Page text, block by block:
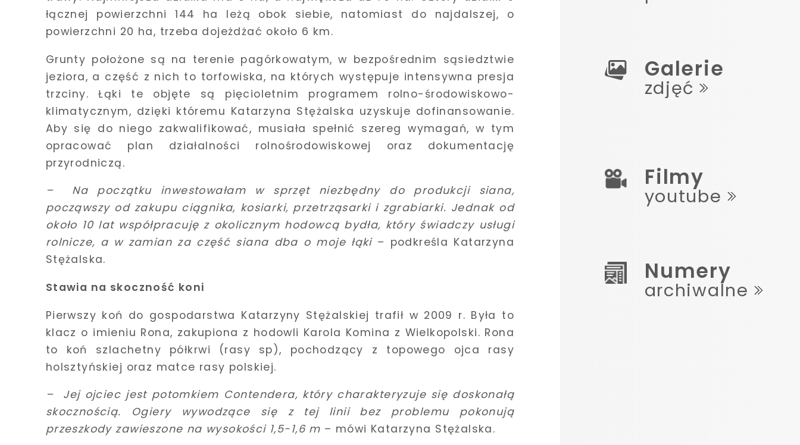
łącznej powierzchni 144 ha leżą obok siebie, natomiast do najdalszej, o
powierzchni 20 ha, trzeba dojeżdżać około 6 km.
Grunty położone są na terenie pagórkowatym, w bezpośrednim sąsiedztwie
jeziora, a część z nich to torfowiska, na których występuje intensywna presja
trzciny. Łąki te objęte są pięcioletnim programem rolno-środowiskowo-
klimatycznym, dzięki któremu Katarzyna Stężalska uzyskuje dofinansowanie.
Aby się do niego zakwalifikować, musiała spełnić szereg wymagań, w tym
opracować plan działalności rolnośrodowiskowej oraz dokumentację
przyrodniczą.
–
Na początku inwestowałam w sprzęt niezbędny do produkcji siana,
począwszy od zakupu ciągnika, kosiarki, przetrząsarki i zgrabiarki. Jednak od
około 10 lat współpracuję z okolicznym hodowcą bydła, który świadczy usługi
rolnicze, a w zamian za część siana dba o moje łąki– podkreśla Katarzyna
Stężalska.
Stawia na skoczność koni
Pierwszy koń do gospodarstwa Katarzyny Stężalskiej trafił w 2009 r. Była to
klacz o imieniu Rona, zakupiona z hodowli Karola Komina z Wielkopolski. Rona
to koń szlachetny półkrwi (rasy sp), pochodzący z topowego ojca rasy
holsztyńskiej oraz matce rasy polskiej.
–
Jej ojciec jest potomkiem Contendera, który charakteryzuje się doskonałą
skocznością. Ogiery wywodzące się z tej linii bez problemu pokonują
przeszkody zawieszone na wysokości 1,5-1,6 m – mówi Katarzyna Stężalska.
Galerie
zdjęć
Filmy
youtube
Numery
archiwalne